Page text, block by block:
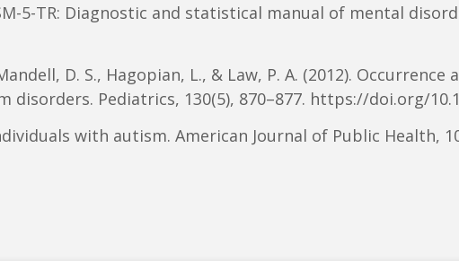
5-TR: Diagnostic and statistical manual of mental
D. S., Hagopian, L., & Law, P. A. (2012).
Pediatrics, 130(5), 870–877. https://doi.org/
with autism. American Journal of Public Health,